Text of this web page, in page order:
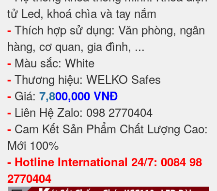
tử Led, khoá chìa và tay nắm
- Thích hợp sử dụng: Văn phòng, ngân
hàng, cơ quan, gia đình, ...
- Màu sắc: White
- Thương hiệu: WELKO Safes
- Giá: 7,800,000 VNĐ
- Liên Hệ Zalo: 098 2770404
- Cam Kết Sản Phẩm Chất Lượng Cao:
Mới 100%
- Hotline International 24/7: 0084 98
2770404